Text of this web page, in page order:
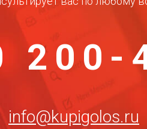
200-
info@kupigolos.ru